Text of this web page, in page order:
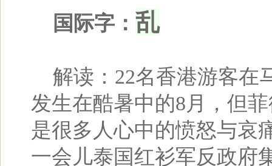
国际字： 乱
解读：22名香港游客在
发生在酷暑中的8月，但
是很多人心中的愤怒与哀
一会儿泰国红衫军反政府